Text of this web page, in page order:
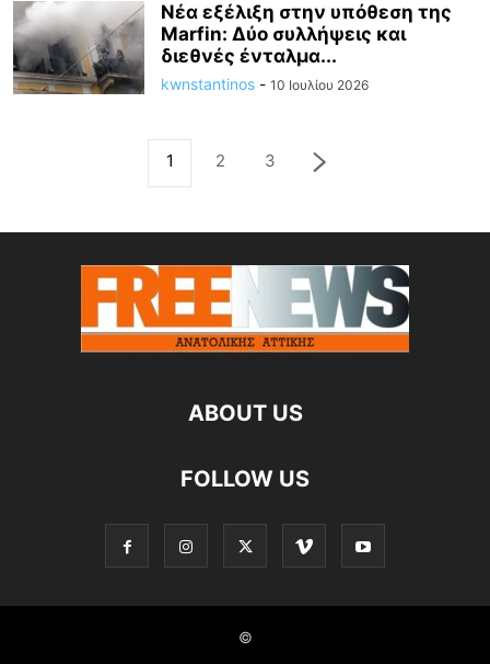
Νέα εξέλιξη στην υπόθεση της
Marfin: Δύο συλλήψεις και
διεθνές ένταλμα...
kwnstantinos - 10 Ιουλίου 2026
1 2 3
ABOUT US
FOLLOW US
©